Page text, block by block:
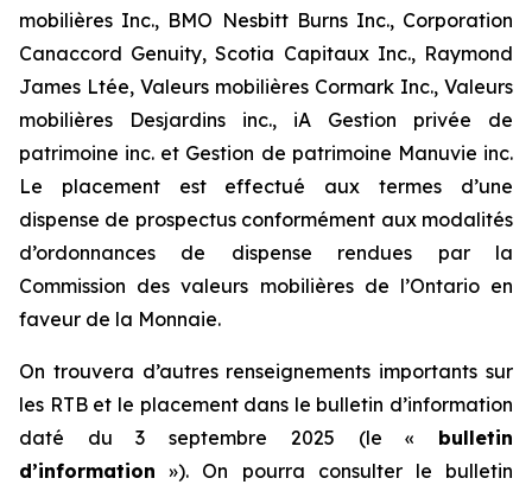
mobilières Inc., BMO Nesbitt Burns Inc., Corporation
Canaccord Genuity, Scotia Capitaux Inc., Raymond
James Ltée, Valeurs mobilières Cormark Inc., Valeurs
mobilières Desjardins inc., iA Gestion privée de
patrimoine inc. et Gestion de patrimoine Manuvie inc.
Le placement est effectué aux termes d’une
dispense de prospectus conformément aux modalités
d’ordonnances de dispense rendues par la
Commission des valeurs mobilières de l’Ontario en
faveur de la Monnaie.
On trouvera d’autres renseignements importants sur
les RTB et le placement dans le bulletin d’information
daté du 3 septembre 2025 (le « bulletin
d’information »). On pourra consulter le bulletin